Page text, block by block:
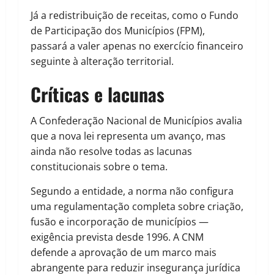
Já a redistribuição de receitas, como o Fundo
de Participação dos Municípios (FPM),
passará a valer apenas no exercício financeiro
seguinte à alteração territorial.
Críticas e lacunas
A Confederação Nacional de Municípios avalia
que a nova lei representa um avanço, mas
ainda não resolve todas as lacunas
constitucionais sobre o tema.
Segundo a entidade, a norma não configura
uma regulamentação completa sobre criação,
fusão e incorporação de municípios —
exigência prevista desde 1996. A CNM
defende a aprovação de um marco mais
abrangente para reduzir insegurança jurídica